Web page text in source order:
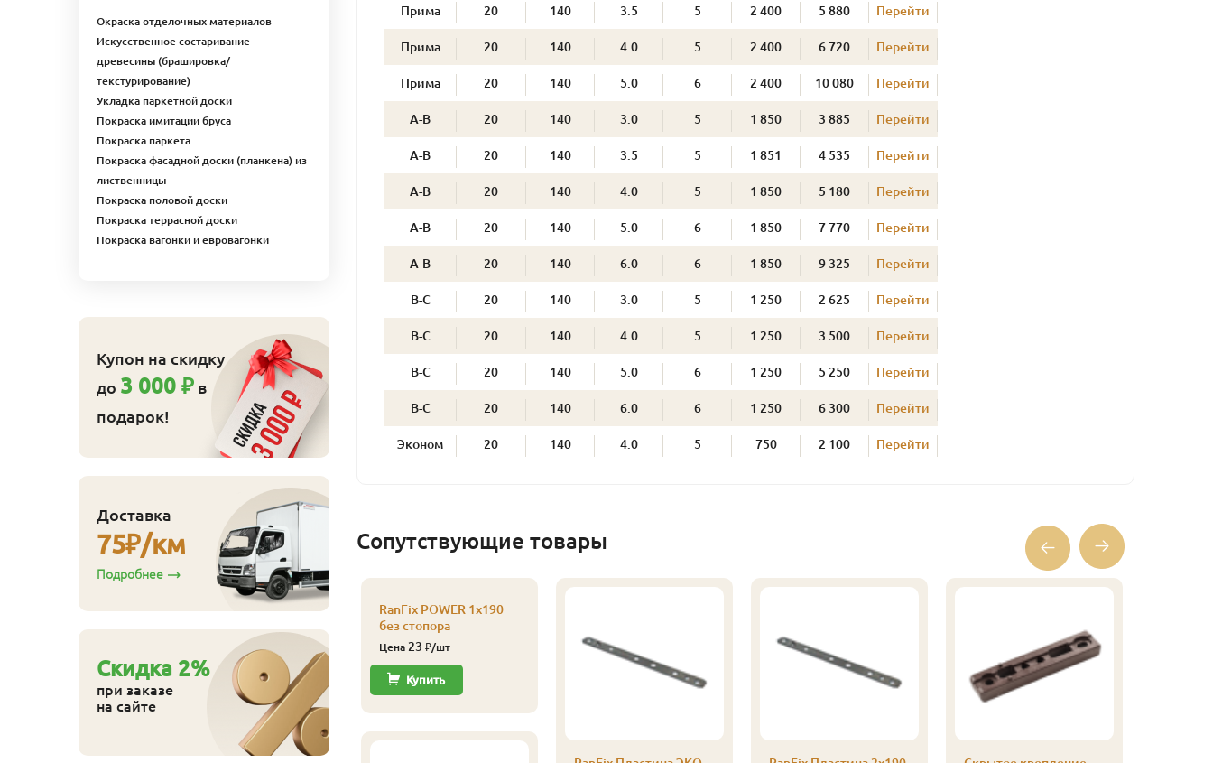
Прима 20 140 3.5 5 2 400 5 880 Перейти
Прима 20 140 4.0 5 2 400 6 720 Перейти
Прима 20 140 5.0 6 2 400 10 080 Перейти
А-В 20 140 3.0 5 1 850 3 885 Перейти
А-В 20 140 3.5 5 1 851 4 535 Перейти
А-В 20 140 4.0 5 1 850 5 180 Перейти
А-В 20 140 5.0 6 1 850 7 770 Перейти
А-В 20 140 6.0 6 1 850 9 325 Перейти
В-С 20 140 3.0 5 1 250 2 625 Перейти
В-С 20 140 4.0 5 1 250 3 500 Перейти
В-С 20 140 5.0 6 1 250 5 250 Перейти
В-С 20 140 6.0 6 1 250 6 300 Перейти
Эконом 20 140 4.0 5 750 2 100 Перейти
Сопутствующие товары
RanFix POWER 1х190
без стопора
Цена 23 ₽/шт
Купить
Окраска отделочных материалов
Искусственное состаривание
древесины (брашировка/
текстурирование)
Укладка паркетной доски
Покраска имитации бруса
Покраска паркета
Покраска фасадной доски (планкена) из
лиственницы
Покраска половой доски
Покраска террасной доски
Покраска вагонки и евровагонки
Купон на скидку
до 3 000 ₽ в
подарок!
Доставка
75₽/км
Подробнее
Cкидка 2%
при заказе
на сайте